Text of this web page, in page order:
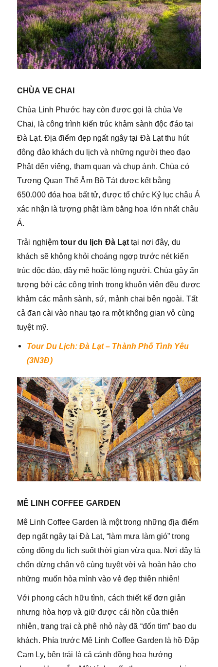
CHÙA VE CHAI
Chùa Linh Phước hay còn được gọi là chùa Ve
Chai, là công trình kiến trúc khảm sành độc đáo tại
Đà Lạt. Địa điểm đẹp ngất ngây tại Đà Lạt thu hút
đông đảo khách du lịch và những người theo đạo
Phật đến viếng, tham quan và chụp ảnh. Chùa có
Tượng Quan Thế Âm Bồ Tát được kết bằng
650.000 đóa hoa bất tử, được tổ chức Kỷ lục châu Á
xác nhận là tượng phật làm bằng hoa lớn nhất châu
Á.
Trải nghiệmtour du lịch Đà Lạttại nơi đây, du
khách sẽ không khỏi choáng ngợp trước nét kiến
trúc độc đáo, đầy mê hoặc lòng người. Chùa gây ấn
tượng bởi các công trình trong khuôn viên đều được
khảm các mảnh sành, sứ, mảnh chai bên ngoài. Tất
cả đan cài vào nhau tạo ra một không gian vô cùng
tuyệt mỹ.
Tour Du Lịch: Đà Lạt – Thành Phố Tình Yêu
(3N3Đ)
MÊ LINH COFFEE GARDEN
Mê Linh Coffee Garden là một trong những địa điểm
đẹp ngất ngây tại Đà Lạt, “làm mưa làm gió” trong
cộng đồng du lịch suốt thời gian vừa qua. Nơi đây là
chốn dừng chân vô cùng tuyệt vời và hoàn hảo cho
những muốn hòa mình vào vẻ đẹp thiên nhiên!
Với phong cách hữu tình, cách thiết kế đơn giản
nhưng hòa hợp và giữ được cái hồn của thiên
nhiên, trang trại cà phê nhỏ này đã “đốn tim” bao du
khách. Phía trước Mê Linh Coffee Garden là hồ Đập
Cam Ly, bên trái là cả cánh đồng hoa hướng